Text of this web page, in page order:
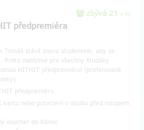
zbývá 21 z 40
předpremiéra
Tomáš stává znovu studentem, aby se
Proto nabízíme pro všechny študáky
HITHIT předpremiéru! (preferované
předpremiéru
kartu nebo potvrzení o studiu před vstupem
voucher do Vánoc